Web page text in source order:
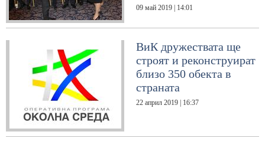
09 май 2019 | 14:01
ВиК дружествата ще
строят и реконструират
близо 350 обекта в
страната
22 април 2019 | 16:37